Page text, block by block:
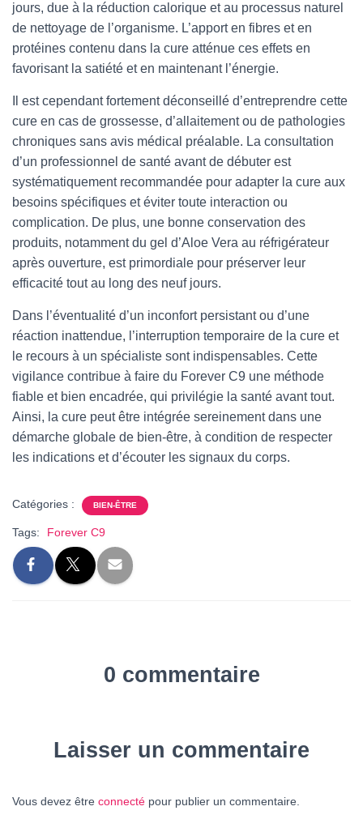
jours, due à la réduction calorique et au processus naturel
de nettoyage de l’organisme. L’apport en fibres et en
protéines contenu dans la cure atténue ces effets en
favorisant la satiété et en maintenant l’énergie.
Il est cependant fortement déconseillé d’entreprendre cette
cure en cas de grossesse, d’allaitement ou de pathologies
chroniques sans avis médical préalable. La consultation
d’un professionnel de santé avant de débuter est
systématiquement recommandée pour adapter la cure aux
besoins spécifiques et éviter toute interaction ou
complication. De plus, une bonne conservation des
produits, notamment du gel d’Aloe Vera au réfrigérateur
après ouverture, est primordiale pour préserver leur
efficacité tout au long des neuf jours.
Dans l’éventualité d’un inconfort persistant ou d’une
réaction inattendue, l’interruption temporaire de la cure et
le recours à un spécialiste sont indispensables. Cette
vigilance contribue à faire du Forever C9 une méthode
fiable et bien encadrée, qui privilégie la santé avant tout.
Ainsi, la cure peut être intégrée sereinement dans une
démarche globale de bien-être, à condition de respecter
les indications et d’écouter les signaux du corps.
Catégories : BIEN-ÊTRE
Tags: Forever C9
0 commentaire
Laisser un commentaire
Vous devez être connecté pour publier un commentaire.